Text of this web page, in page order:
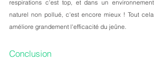
respirations c'est top, et dans un environnement
naturel non pollué, c'est encore mieux ! Tout cela
améliore grandement l'efficacité du jeûne.
Conclusion